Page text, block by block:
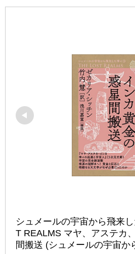
シュメールの宇宙から飛来
T REALMS マヤ、アステカ
間搬送 (シュメールの宇宙か